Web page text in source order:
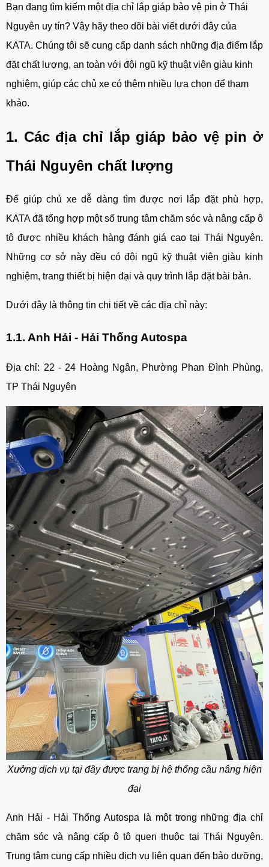
Bạn đang tìm kiếm một địa chỉ lắp giáp bảo vệ pin ở Thái
Nguyên uy tín? Vậy hãy theo dõi bài viết dưới đây của
KATA. Chúng tôi sẽ cung cấp danh sách những địa điểm lắp
đặt chất lượng, an toàn với đội ngũ kỹ thuật viên giàu kinh
nghiệm, giúp các chủ xe có thêm nhiều lựa chọn để tham
khảo.
1. Các địa chỉ lắp giáp bảo vệ pin ở
Thái Nguyên chất lượng
Để giúp chủ xe dễ dàng tìm được nơi lắp đặt phù hợp,
KATA đã tổng hợp một số trung tâm chăm sóc và nâng cấp ô
tô được nhiều khách hàng đánh giá cao tại Thái Nguyên.
Những cơ sở này đều có đội ngũ kỹ thuật viên giàu kinh
nghiệm, trang thiết bị hiện đại và quy trình lắp đặt bài bản.
Dưới đây là thông tin chi tiết về các địa chỉ này:
1.1. Anh Hải - Hải Thống Autospa
Địa chỉ: 22 - 24 Hoàng Ngân, Phường Phan Đình Phùng,
TP Thái Nguyên
Xưởng dịch vụ tại đây được trang bị hệ thống cầu nâng hiện
đại
Anh Hải - Hải Thống Autospa là một trong những địa chỉ
chăm sóc và nâng cấp ô tô quen thuộc tại Thái Nguyên.
Trung tâm cung cấp nhiều dịch vụ liên quan đến bảo dưỡng,